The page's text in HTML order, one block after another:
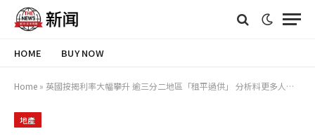
HOME BUY NOW
Home » 英國按揭利率大幅攀升 逾三分二地區「租平過供」 分析料更多人由買轉租
地產